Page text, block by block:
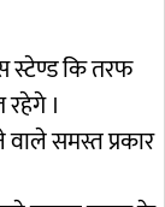
स्टेण्ड कि तरफ
।
समस्त प्रकार